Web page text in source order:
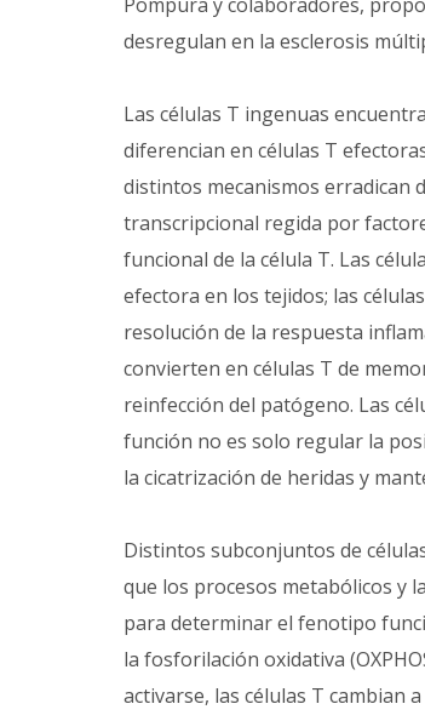
desregulan en la esclerosis
Las células T ingenuas
diferencian en células T
distintos mecanismos erradican
transcripcional regida por
funcional de la célula T. Las
efectora en los tejidos; las
resolución de la respuesta
convierten en células T de
reinfección del patógeno. Las
función no es solo regular la
la cicatrización de heridas y
Distintos subconjuntos de
que los procesos metabólicos y
para determinar el fenotipo
la fosforilación oxidativa
activarse, las células T cambian